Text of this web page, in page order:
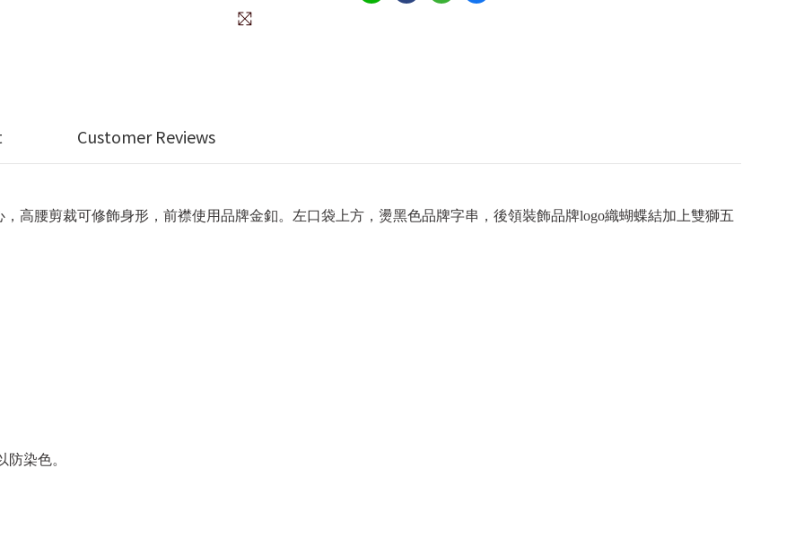
Customer Reviews
高腰剪裁可修飾身形，前襟使用品牌金釦。左口袋上方，燙黑色品牌字串，後領裝飾品牌logo織蝴蝶結加上雙獅五
染色。